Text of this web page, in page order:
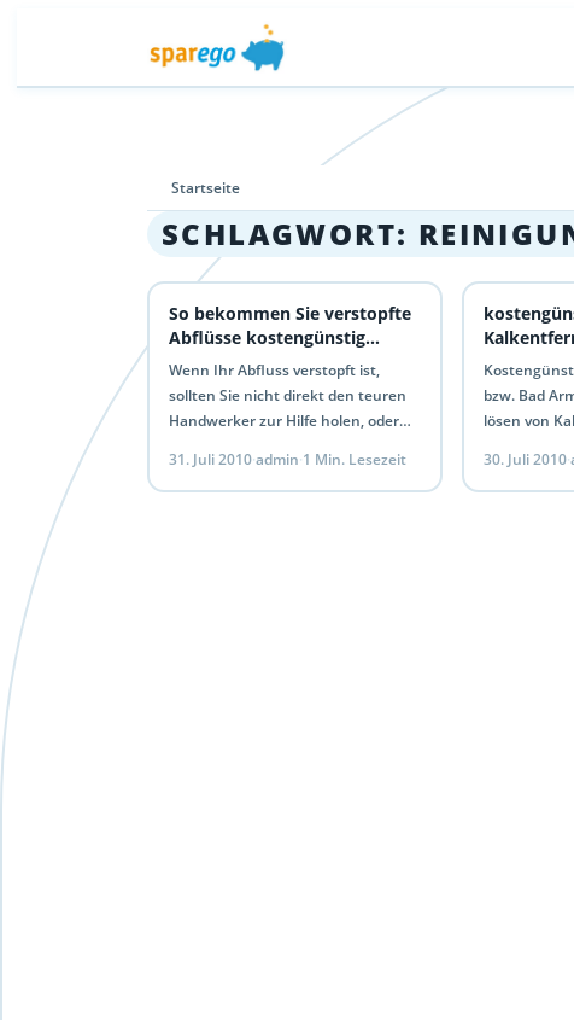
Startseite
SCHLAGWORT:
So bekommen Sie verstopfte
Abflüsse kostengünstig
wieder frei
Wenn Ihr Abfluss verstopft ist,
sollten Sie nicht direkt den teuren
Handwerker zur Hilfe holen, oder
Sie zuerst den Abfluss mit Cola…
31. Juli 2010·admin·1 Min. Lesezeit
bzw. Bad
lösen von
anstatt
aus Essig
30. Juli 2010·